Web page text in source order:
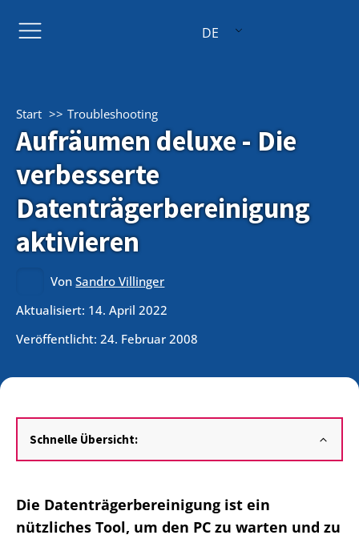
DE
Start Troubleshooting
Aufräumen deluxe - Die
verbesserte
Datenträgerbereinigung
aktivieren
VonSandro Villinger
Aktualisiert: 14. April 2022
Veröffentlicht: 24. Februar 2008
Schnelle Übersicht:
Die Datenträgerbereinigung ist ein
nützliches Tool, um den PC zu warten und zu